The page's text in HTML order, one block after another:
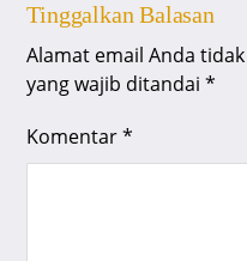
Tinggalkan Balasan
Alamat email Anda
yang wajib ditandai*
Komentar*